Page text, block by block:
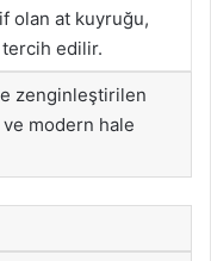
olan at kuyruğu,
tercih edilir.
zenginleştirilen
modern hale